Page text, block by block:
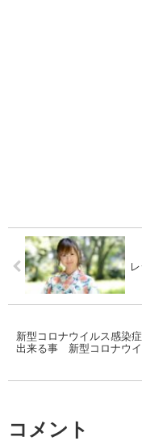
新型コロナウイルス感染
出来る事 新型コロナウ
コメント